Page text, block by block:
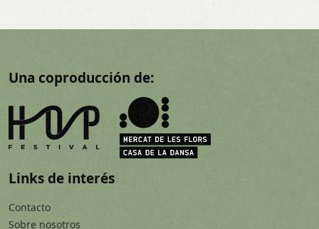
Una coproducción de:
Links de interés
Contacto
Sobre nosotros